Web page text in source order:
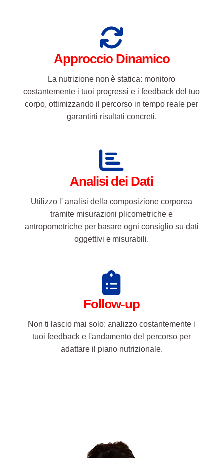
Approccio Dinamico
La nutrizione non è statica: monitoro
costantemente i tuoi progressi e i feedback del tuo
corpo, ottimizzando il percorso in tempo reale per
garantirti risultati concreti.
Analisi dei Dati
Utilizzo l' analisi della composizione corporea
tramite misurazioni plicometriche e
antropometriche per basare ogni consiglio su dati
oggettivi e misurabili.
Follow-up
Non ti lascio mai solo: analizzo costantemente i
tuoi feedback e l'andamento del percorso per
adattare il piano nutrizionale.